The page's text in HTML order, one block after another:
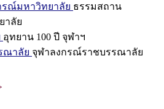
รณ์มหาวิทยาลัย ธรรมสถาน
าลัย
อุทยาน 100 ปี จุฬาฯ
ณาลัย จุฬาลงกรณ์ราชบรรณาลัย